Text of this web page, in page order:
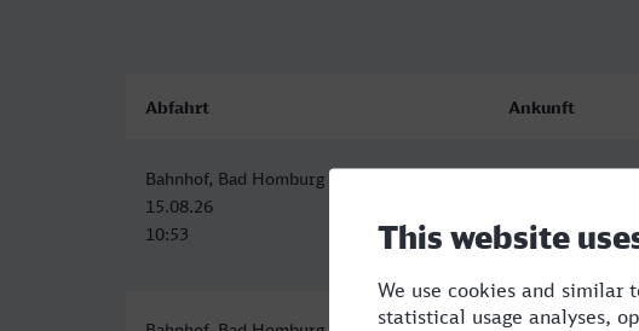
Abfahrt Ankunft
Bahnhof, Bad Homburg v.d. Höhe
15.08.26
10:53
17:02